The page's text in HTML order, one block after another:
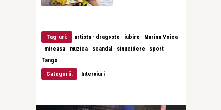
Tag-uri: artista · dragoste · iubire · Marina Voica
· mireasa · muzica · scandal · sinucidere · sport ·
Tango
Categorii:
Interviuri